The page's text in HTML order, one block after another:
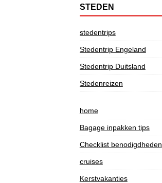
STEDEN
stedentrips
Stedentrip Engeland
Stedentrip Duitsland
Stedenreizen
home
Bagage inpakken tips
Checklist benodigdheden
cruises
Kerstvakanties